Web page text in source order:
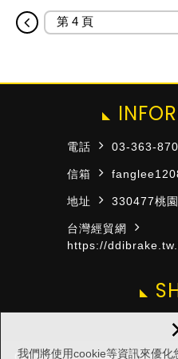
我們將使用cookie等資訊來優
電話 03-363-
信箱
地址 330477桃
台灣經貿網
https://